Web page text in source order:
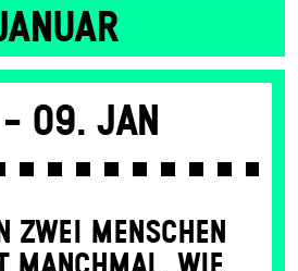
09. Jan
ZWEI MENSCHEN